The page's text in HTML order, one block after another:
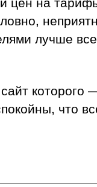
лучше
которого
что